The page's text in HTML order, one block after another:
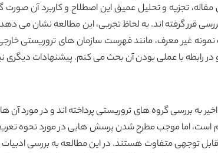
مقاله، تجزیه و تحلیل عمیق این اصطلاح و کاربرد آن
قرر گرفته اند. به لحاظ تجربی، این مطالعه نشان می
غیر معرف، مانند فهرست سازمان های تروریستی
با عملی بودن آن بحث می کنم. پیشنهادات دیگری نیز
به بررسی گروه های تروریستی پرداخته اند و در مورد آن
اما موجب مطرح شدن پرسش هایی در مورد نحوه
توجهی متفاوت هستند. در این مطالعه به بررسی